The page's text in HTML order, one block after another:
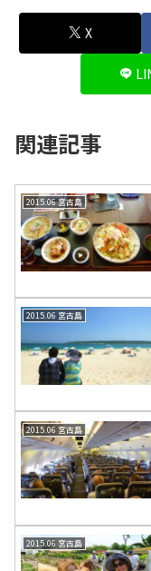
X
関連記事
2015.06 宮古島
2015.06 宮古島
2015.06 宮古島
2015.06 宮古島